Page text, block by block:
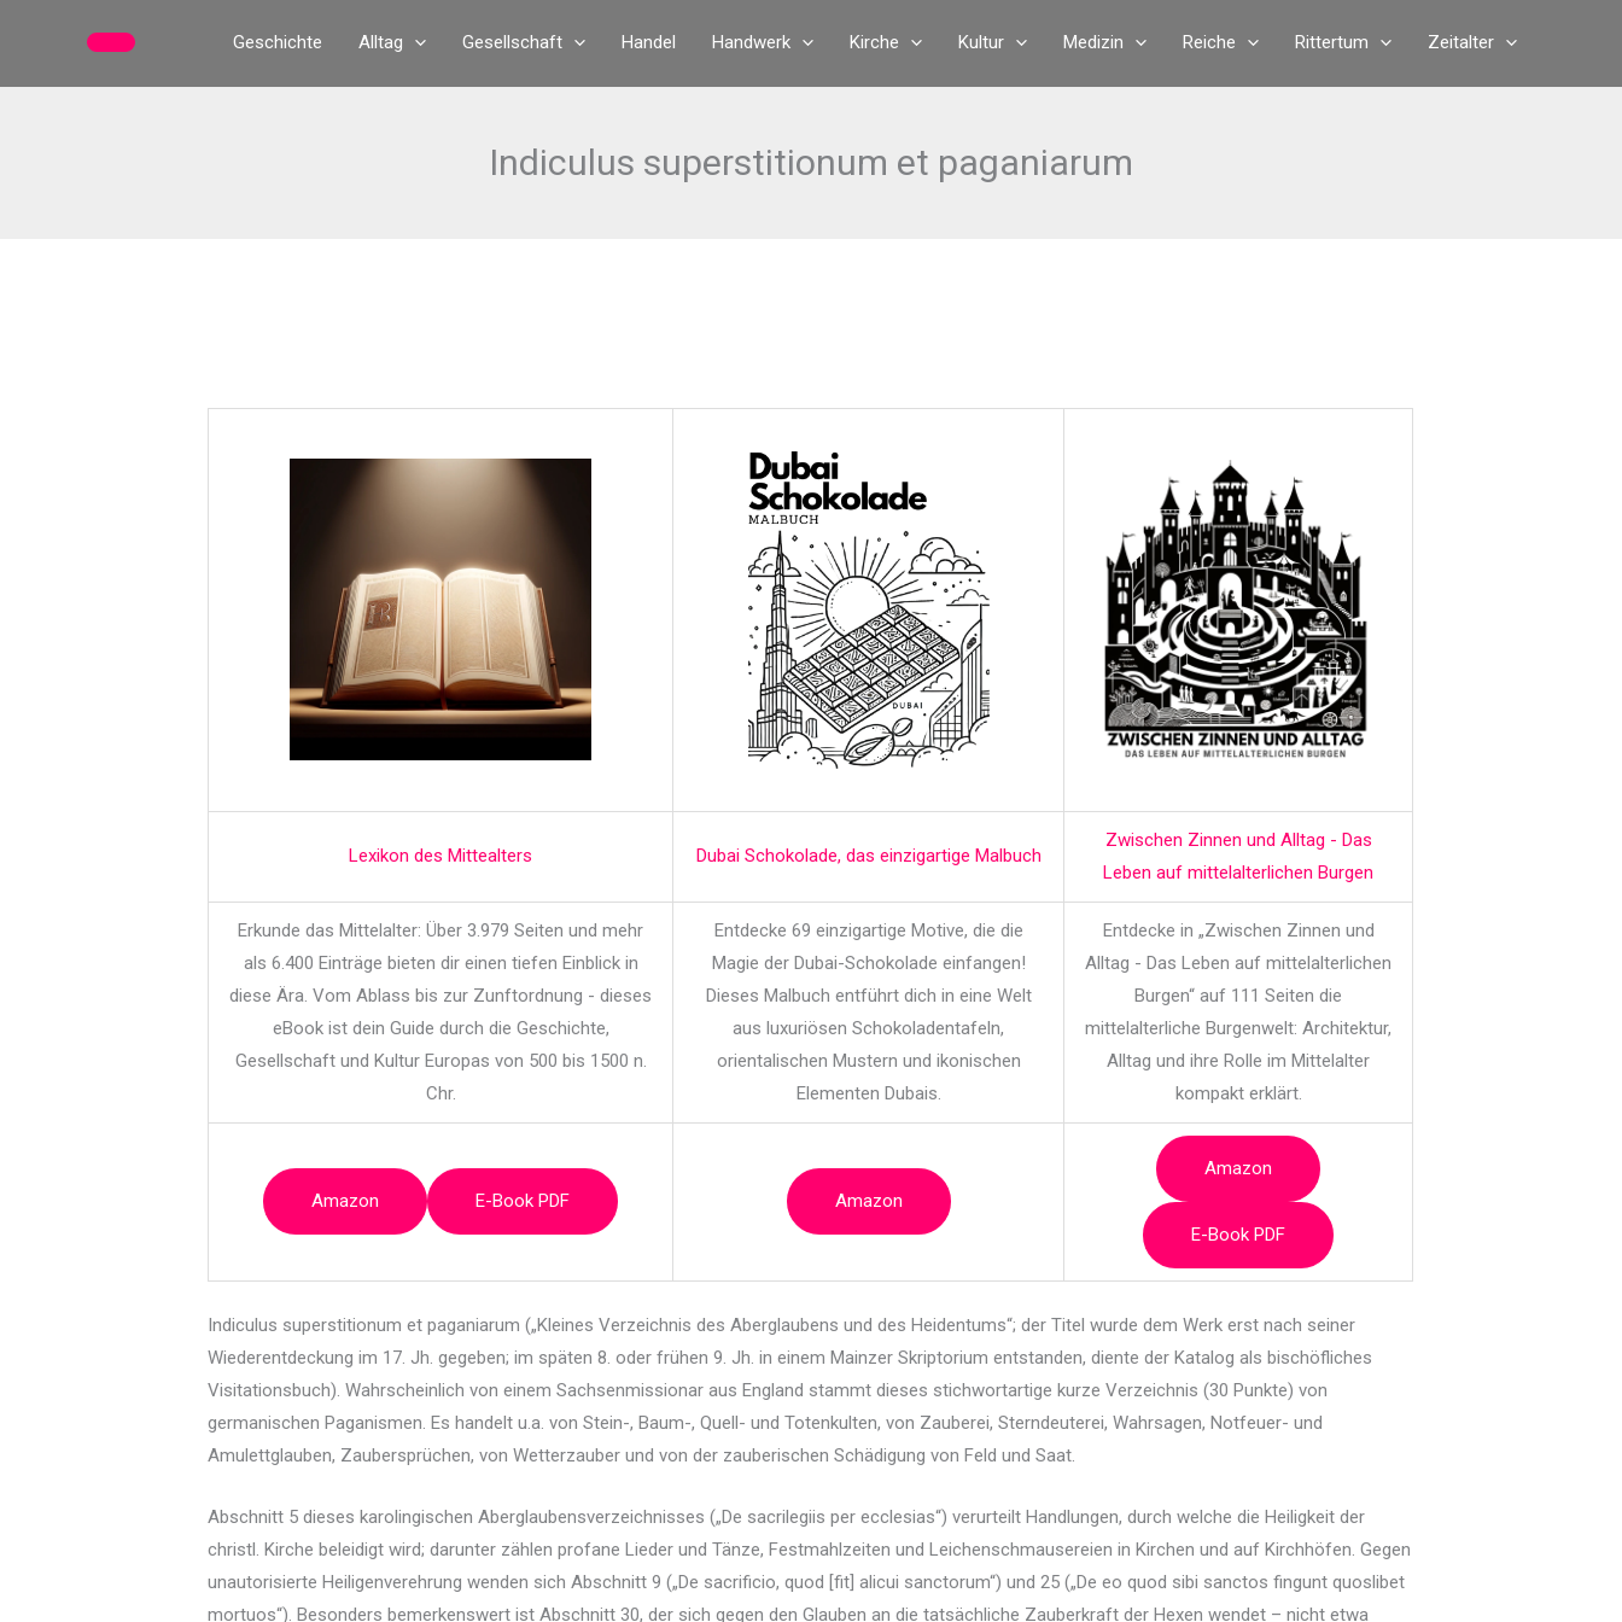
Geschichte Alltag Gesellschaft Handel Handwerk Kirche Kultur Medizin Reiche Rittertum Zeitalter
Indiculus superstitionum et paganiarum
Lexikon des Mittealters Dubai Schokolade, das einzigartige Malbuch
Zwischen Zinnen und Alltag - Das
Leben auf mittelalterlichen Burgen
Erkunde das Mittelalter: Über 3.979 Seiten und mehr
als 6.400 Einträge bieten dir einen tiefen Einblick in
diese Ära. Vom Ablass bis zur Zunftordnung - dieses
eBook ist dein Guide durch die Geschichte,
Gesellschaft und Kultur Europas von 500 bis 1500 n.
Chr.
Entdecke 69 einzigartige Motive, die die
Magie der Dubai-Schokolade einfangen!
Dieses Malbuch entführt dich in eine Welt
aus luxuriösen Schokoladentafeln,
orientalischen Mustern und ikonischen
Elementen Dubais.
Entdecke in „Zwischen Zinnen und
Alltag - Das Leben auf mittelalterlichen
Burgen“ auf 111 Seiten die
mittelalterliche Burgenwelt: Architektur,
Alltag und ihre Rolle im Mittelalter
kompakt erklärt.
Amazon E-Book PDF Amazon
Amazon
E-Book PDF
Indiculus superstitionum et paganiarum („Kleines Verzeichnis des Aberglaubens und desHeidentums“; der Titel wurde dem Werk erst nach seiner
Wiederentdeckung im 17. Jh. gegeben; im späten 8. oder frühen 9. Jh. in einem Mainzer Skriptorium entstanden, diente der Katalog als bischöfliches
Visitationsbuch). Wahrscheinlich von einem Sachsenmissionar aus England stammt dieses stichwortartige kurze Verzeichnis (30 Punkte) von
germanischen Paganismen. Es handelt u.a. von Stein-, Baum-, Quell- und Totenkulten, von Zauberei, Sterndeuterei, Wahrsagen, Notfeuer- und
Amulettglauben, Zaubersprüchen, von Wetterzauber und von der zauberischen Schädigung von Feld und Saat.
Abschnitt 5 dieses karolingischen Aberglaubensverzeichnisses („De sacrilegiis per ecclesias“) verurteilt Handlungen, durch welche die Heiligkeit der
christl. Kirche beleidigt wird; darunter zählen profane Lieder und Tänze, Festmahlzeiten und Leichenschmausereien in Kirchen und auf Kirchhöfen. Gegen
unautorisierte Heiligenverehrung wenden sich Abschnitt 9 („De sacrificio, quod [fit] alicui sanctorum“) und 25 („De eo quod sibi sanctos fingunt quoslibet
mortuos“). Besonders bemerkenswert ist Abschnitt 30, der sich gegen den Glauben an die tatsächliche Zauberkraft der Hexen wendet – nicht etwa